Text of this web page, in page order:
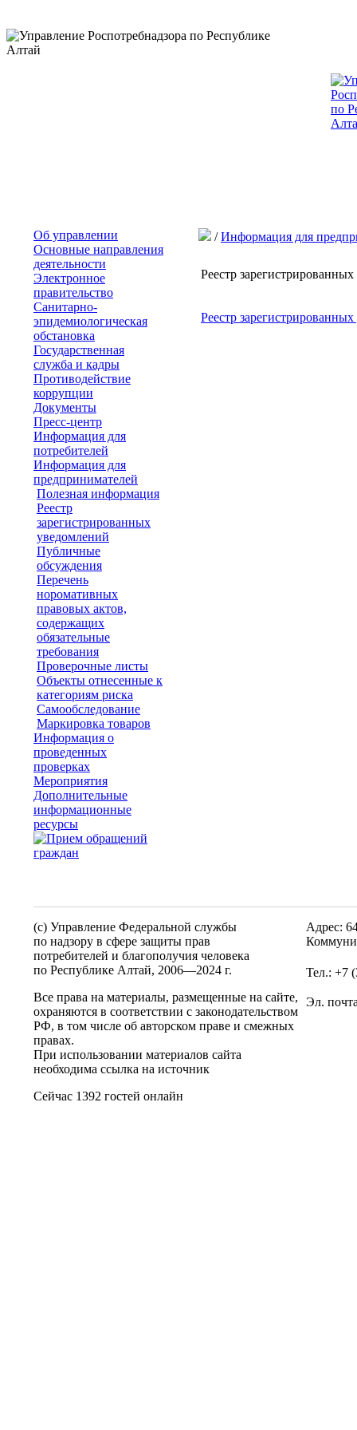
Об управлении
Основные направления
деятельности
Электронное
правительство
Санитарно-
эпидемиологическая
обстановка
Государственная
служба и кадры
Противодействие
коррупции
Документы
Пресс-центр
Информация для
потребителей
Информация для
предпринимателей
Полезная информация
Реестр
зарегистрированных
уведомлений
Публичные
обсуждения
Перечень
норомативных
правовых актов,
содержащих
обязательные
требования
Проверочные листы
Объекты отнесенные к
категориям риска
Самообследование
Маркировка товаров
Информация о
проведенных
проверках
Мероприятия
Дополнительные
информационные
ресурсы
/Информация для
Реестр
Реестр
(c) Управление Федеральной службы
по надзору в сфере защиты прав
потребителей и благополучия человека
по Республике Алтай, 2006—2024 г.
Все права на материалы, размещенные на сайте,
охраняются в соответствии с законодательством
РФ, в том числе об авторском праве и смежных
правах.
При использовании материалов сайта
необходима ссылка на источник
Сейчас 1392 гостей онлайн
Адрес:
Тел.: +7
Эл.